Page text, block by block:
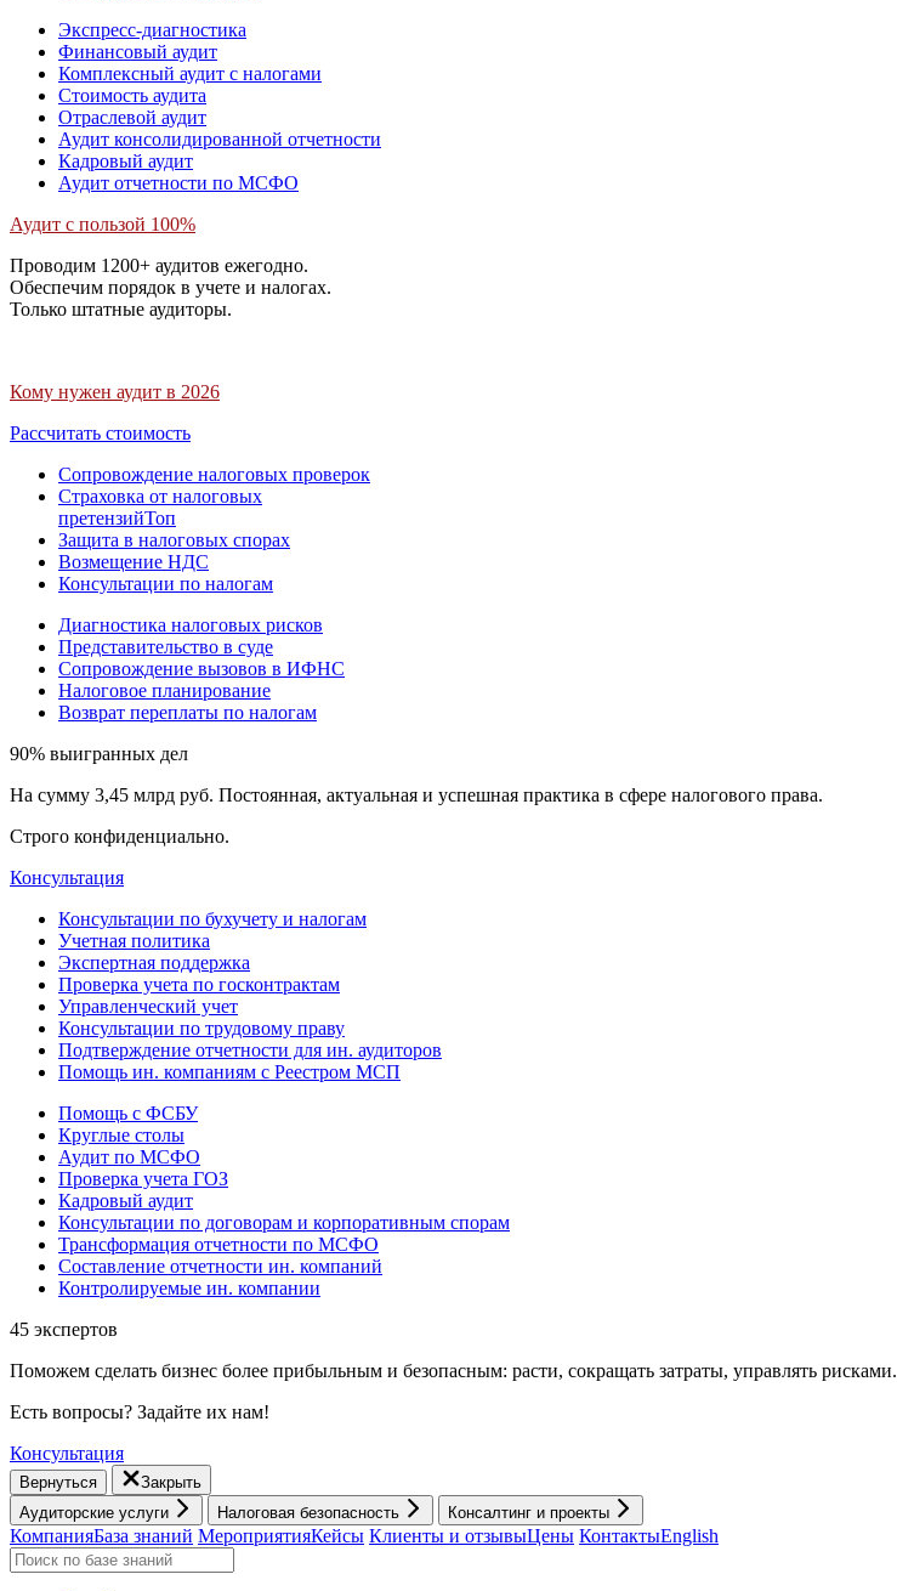
Экспресс-диагностика
Финансовый аудит
Комплексный аудит с налогами
Стоимость аудита
Отраслевой аудит
Аудит консолидированной отчетности
Кадровый аудит
Аудит отчетности по МСФО
Аудит с пользой 100%
Проводим 1200+ аудитов ежегодно.
Обеспечим порядок в учете и налогах.
Только штатные аудиторы.
Кому нужен аудит в 2026
Рассчитать стоимость
Сопровождение налоговых проверок
Страховка от налоговых
претензийТоп
Защита в налоговых спорах
Возмещение НДС
Консультации по налогам
Диагностика налоговых рисков
Представительство в суде
Сопровождение вызовов в ИФНС
Налоговое планирование
Возврат переплаты по налогам
90% выигранных дел
На сумму 3,45 млрд руб. Постоянная, актуальная и успешная практика в сфере налогового права.
Строго конфиденциально.
Консультация
Консультации по бухучету и налогам
Учетная политика
Экспертная поддержка
Проверка учета по госконтрактам
Управленческий учет
Консультации по трудовому праву
Подтверждение отчетности для ин. аудиторов
Помощь ин. компаниям с Реестром МСП
Помощь с ФСБУ
Круглые столы
Аудит по МСФО
Проверка учета ГОЗ
Кадровый аудит
Консультации по договорам и корпоративным спорам
Трансформация отчетности по МСФО
Составление отчетности ин. компаний
Контролируемые ин. компании
45 экспертов
Поможем сделать бизнес более прибыльным и безопасным: расти, cокращать затраты, управлять рисками.
Есть вопросы? Задайте их нам!
Консультация
Вернуться
Закрыть
Аудиторские услуги
Налоговая безопасность Консалтинг и проекты
КомпанияБаза знаний МероприятияКейсы Клиенты и отзывыЦены КонтактыEnglish